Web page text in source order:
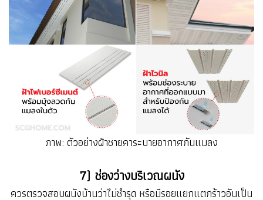
ภาพ: ตัวอย่างฝ้าชายคาระบายอากาศกันแมลง
7) ช่องว่างบริเวณผนัง
ควรตรวจสอบผนังบ้านว่าไม่ชำรุด หรือมีรอยแยกแตกร้าวอันเป็น